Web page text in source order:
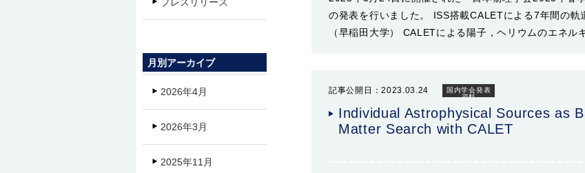
の発表を行いました。 ISS搭載CALETによる7年間の軌
（早稲田大学） CALETによる陽子，ヘリウムのエネル
記事公開日：2023.03.24
国内学会発表
資料
Individual Astrophysical Sources as
Matter Search with CALET
月別アーカイブ
2026年4月
2026年3月
2025年11月